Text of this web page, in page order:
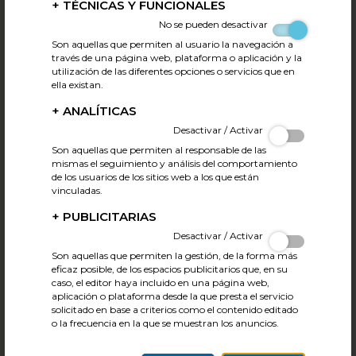
de proteína alternativa
El pasado 19 de febrero, FECIC junto a Good Food Institute
Europe organizó el webinar sobre proteína alternativa:
Informe sobre el impacto económico de las proteínas
alternativas.
Durante la sesión se analizó el potencial económico de las
proteínas alternativas en España, se describió el ecosistema
español de investigación y empresarial en proteínas
vegetales, fermentación y carne cultivada, comparándolo
con el contexto europeo.
También se señaló que el mercado vegetal alcanzó 491
crecimiento del 9,8 %, y creciente presencia en los hogares
+ TÉCNICAS Y FUNCIONALES
No se pueden desactivar
Son aquellas que permiten al usuario la navegación a
través de una página web, plataforma o aplicación y la
utilización de las diferentes opciones o servicios que en
ella existan.
+ ANALÍTICAS
Desactivar / Activar
Son aquellas que permiten al responsable de las
mismas el seguimiento y análisis del comportamiento
de los usuarios de los sitios web a los que están
vinculadas.
+ PUBLICITARIAS
Desactivar / Activar
Son aquellas que permiten la gestión, de la forma más
eficaz posible, de los espacios publicitarios que, en su
caso, el editor haya incluido en una página web,
aplicación o plataforma desde la que presta el servicio
solicitado en base a criterios como el contenido editado
o la frecuencia en la que se muestran los anuncios.